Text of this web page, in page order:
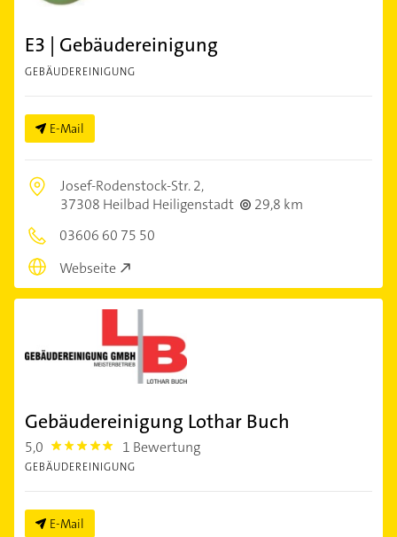
E3 | Gebäudereinigung
GEBÄUDEREINIGUNG
E-Mail
Josef-Rodenstock-Str. 2,
37308 Heilbad Heiligenstadt
29,8 km
03606 60 75 50
Webseite
Gebäudereinigung Lothar Buch
5,0 5.0 1 Bewertung
GEBÄUDEREINIGUNG
E-Mail